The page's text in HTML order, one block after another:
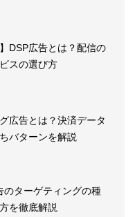
DSP広告とは？配信の
スの選び方
広告とは？決済データ
バターンを解説
のターゲティングの種
を徹底解説